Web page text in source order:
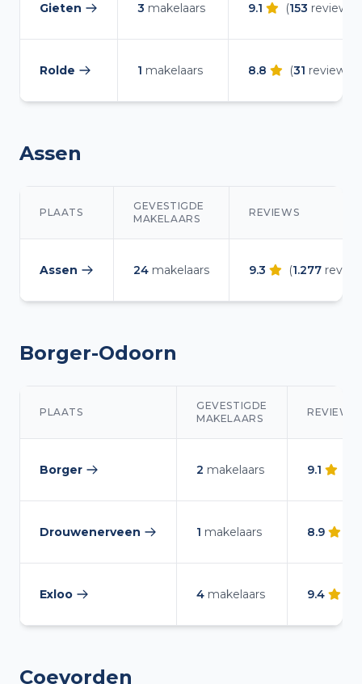
Gieten
— makelaars vergelijken
3 makelaars 9.1 (153 reviews)
Rolde
— makelaars vergelijken
1 makelaars 8.8 (31 reviews)
Assen
PLAATS
GEVESTIGDE
MAKELAARS
REVIEWS
Assen
— makelaars vergelijken
24 makelaars 9.3 (1.277
Borger-Odoorn
PLAATS
GEVESTIGDE
MAKELAARS
REVIEWS
Borger
— makelaars vergelijken 2 makelaars 9.1
Drouwenerveen
— makelaars vergelijken 1 makelaars 8.9
Exloo
— makelaars vergelijken 4 makelaars 9.4
Coevorden